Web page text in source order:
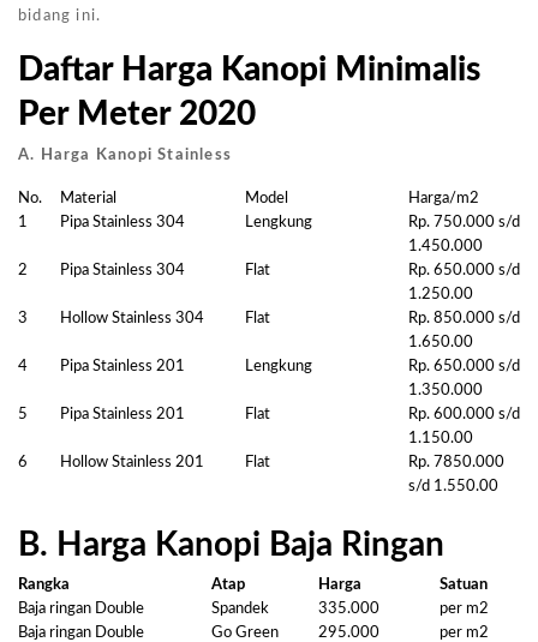
bidang ini.
Daftar Harga Kanopi Minimalis
Per Meter 2020
A. Harga Kanopi Stainless
No. Material Model
Harga/m2
1
Pipa Stainless 304 Lengkung
Rp. 750.000 s/d
1.450.000
2
Pipa Stainless 304 Flat
Rp. 650.000 s/d
1.250.00
3
Hollow Stainless 304 Flat
Rp. 850.000 s/d
1.650.00
4
Pipa Stainless 201 Lengkung
Rp. 650.000 s/d
1.350.000
5
Pipa Stainless 201 Flat
Rp. 600.000 s/d
1.150.00
6
Hollow Stainless 201 Flat
Rp. 7850.000
s/d 1.550.00
B. Harga Kanopi Baja Ringan
Rangka Atap Harga
Satuan
Baja ringan Double
Spandek 335.000
per m2
Baja ringan Double
Go Green 295.000
per m2